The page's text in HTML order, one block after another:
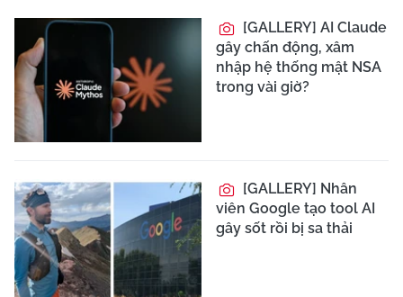
[GALLERY] AI Claude
gây chấn động, xâm
nhập hệ thống mật NSA
trong vài giờ?
[GALLERY] Nhân
viên Google tạo tool AI
gây sốt rồi bị sa thải